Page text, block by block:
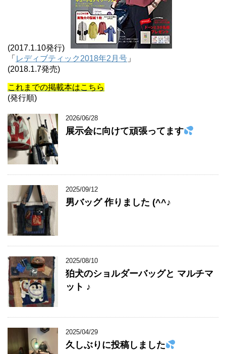
(2017.1.10発行)
「 レディブティック2018年2月号 」
(2018.1.7発売)
これまでの掲載本はこちら
(発行順)
2026/06/28
展示会に向けて頑張ってます
2025/09/12
男バッグ 作りました (^^♪
2025/08/10
狛犬のショルダーバッグと マルチマ
ット ♪
2025/04/29
久しぶりに投稿しました